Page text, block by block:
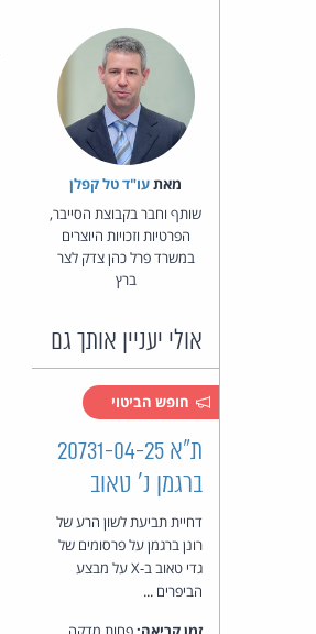
מאת‏עו"ד טל קפלן
שותף וחבר בקבוצת הסייבר,
הפרטיות וזכויות היוצרים
במשרד פרל כהן צדק לצר
ברץ
אולי יעניין אותך גם
חופש הביטוי
ת"א 20731-04-25
ברגמן נ' טאוב
דחיית תביעת לשון הרע של
רונן ברגמן על פרסומים של
גדי טאוב ב-X על מבצע
הביפרים ...